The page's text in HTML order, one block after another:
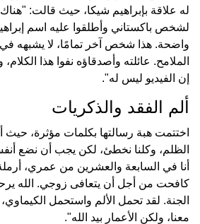
له علاقة بإبراهيم شيكا، حيث قالت:
لشخص باكستاني وأطلقوا عليه اسم
واضحة. هذا شخص آخر تمامًا، لا يشبهه
الملامح. عائلته وأصدقاؤه نفوا هذا
إن الفيديو ليس له".
ألم الفقد والذكريات
اختتمت هبة رسالتها بكلمات مؤثرة، حيث
الظلم، وكلنا نخطئ، لكن يجب أن نضع
أنا في السابعة والعشرين من عمري،
كافحت من أجل أن يتعافى زوجي. الله
الجنة. لقد تحمل الألم واستحمل
معنا، ولكن الأعمار بيد الله".